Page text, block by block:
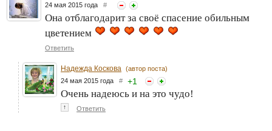
24 мая 2015 года #
Она отблагодарит за своё спасение обильным
цветением
Ответить
Надежда Коскова (автор поста)
24 мая 2015 года # +1
Очень надеюсь и на это чудо!
↑ Ответить